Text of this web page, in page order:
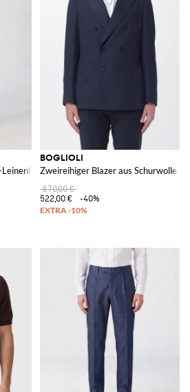
mit Gürtelschlaufen
BOGLIOLI
Zweireihiger Blazer aus Schurwolle
870,00 €
522,00 €
-40%